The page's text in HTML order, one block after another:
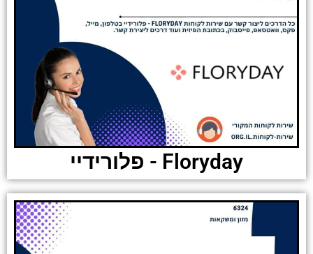
Floryday - פלורידיי